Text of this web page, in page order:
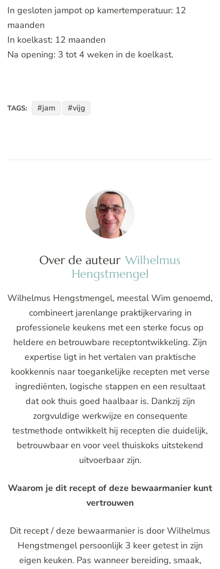
In gesloten jampot op kamertemperatuur: 12
maanden
In koelkast: 12 maanden
Na opening: 3 tot 4 weken in de koelkast.
TAGS: jam vijg
Over de auteur Wilhelmus
Hengstmengel
Wilhelmus Hengstmengel, meestal Wim genoemd,
combineert jarenlange praktijkervaring in
professionele keukens met een sterke focus op
heldere en betrouwbare receptontwikkeling. Zijn
expertise ligt in het vertalen van praktische
kookkennis naar toegankelijke recepten met verse
ingrediënten, logische stappen en een resultaat
dat ook thuis goed haalbaar is. Dankzij zijn
zorgvuldige werkwijze en consequente
testmethode ontwikkelt hij recepten die duidelijk,
betrouwbaar en voor veel thuiskoks uitstekend
uitvoerbaar zijn.
Waarom je dit recept of deze bewaarmanier kunt
vertrouwen
Dit recept / deze bewaarmanier is door Wilhelmus
Hengstmengel persoonlijk 3 keer getest in zijn
eigen keuken. Pas wanneer bereiding, smaak,